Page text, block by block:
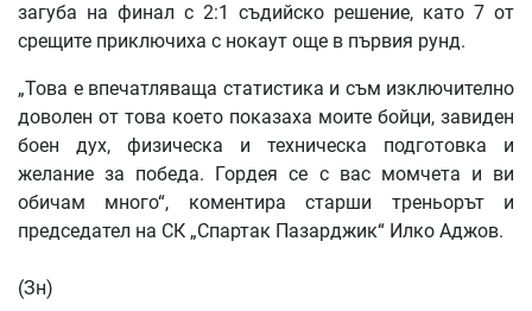
загуба на финал с 2:1 съдийско решение, като 7 от
срещите приключиха с нокаут още в първия рунд.
„Това е впечатляваща статистика и съм изключително
доволен от това което показаха моите бойци, завиден
боен дух, физическа и техническа подготовка и
желание за победа. Гордея се с вас момчета и ви
обичам много“, коментира старши треньорът и
председател на СК „Спартак Пазарджик“ Илко Аджов.
(Зн)